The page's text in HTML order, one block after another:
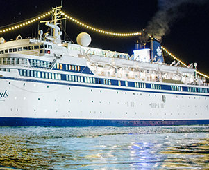
サイエントロジー･ボランティア･ミニ
スター